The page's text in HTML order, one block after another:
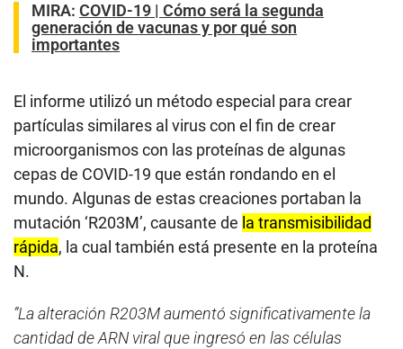
MIRA: COVID-19 | Cómo será la segunda
generación de vacunas y por qué son
importantes
El informe utilizó un método especial para crear
partículas similares al virus con el fin de crear
microorganismos con las proteínas de algunas
cepas de COVID-19 que están rondando en el
mundo. Algunas de estas creaciones portaban la
mutación ‘R203M’, causante de la transmisibilidad
rápida, la cual también está presente en la proteína
N.
”La alteración R203M aumentó significativamente la
cantidad de ARN viral que ingresó en las células